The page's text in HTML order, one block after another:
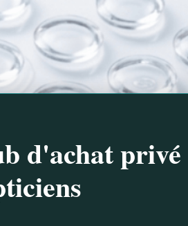
d'achat privé